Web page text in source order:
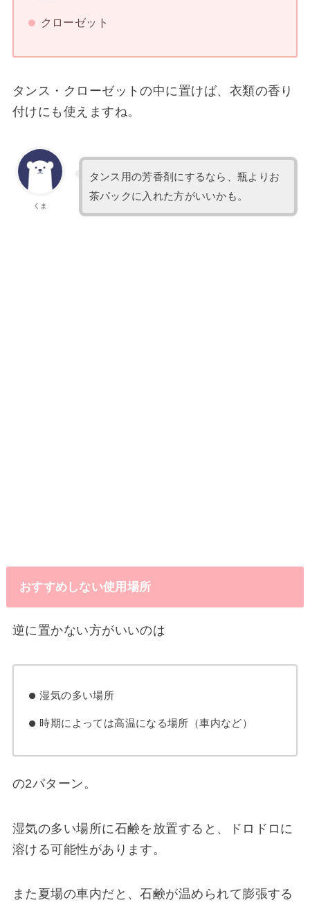
クローゼット
タンス・クローゼットの中に置けば、衣類の香り
付けにも使えますね。
くま
タンス用の芳香剤にするなら、瓶よりお
茶パックに入れた方がいいかも。
おすすめしない使用場所
逆に置かない方がいいのは
湿気の多い場所
時期によっては高温になる場所（車内など）
の2パターン。
湿気の多い場所に石鹸を放置すると、ドロドロに
溶ける可能性があります。
また夏場の車内だと、石鹸が温められて膨張する